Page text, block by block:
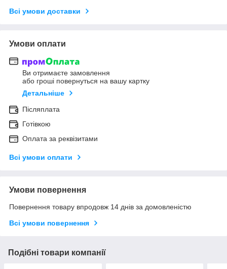
Всі умови доставки
Умови оплати
Ви отримаєте замовлення
або гроші повернуться на вашу картку
Детальніше
Післяплата
Готівкою
Оплата за реквізитами
Всі умови оплати
Умови повернення
Повернення товару впродовж 14 днів за домовленістю
Всі умови повернення
Подібні товари компанії